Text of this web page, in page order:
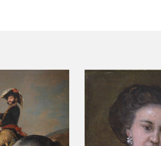
EL VIAJE DE GOYA
PUBLICACIONES